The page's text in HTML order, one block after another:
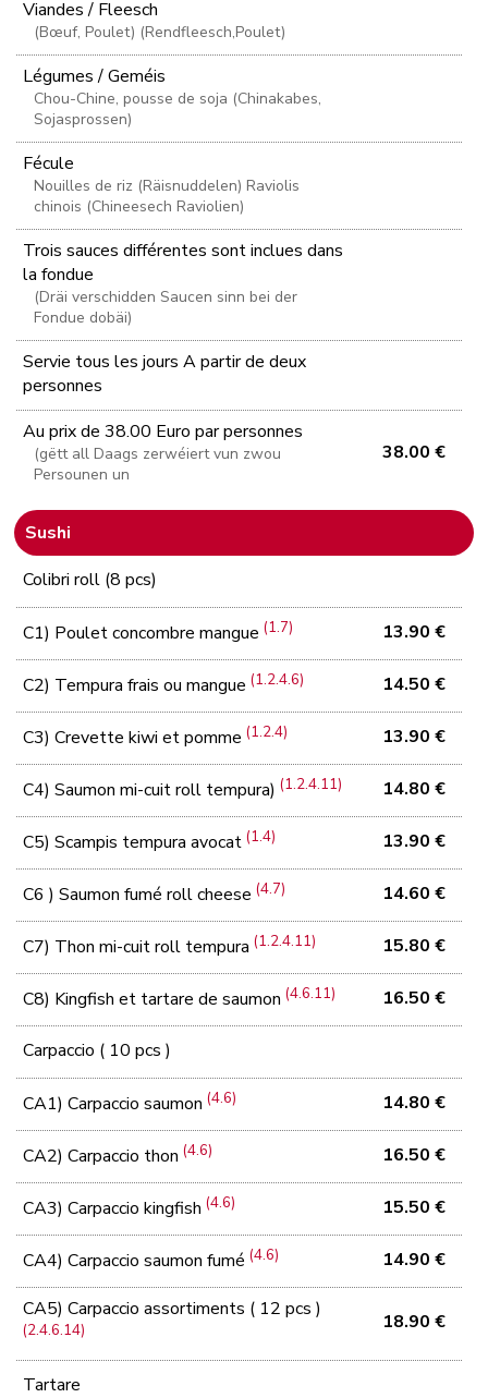
Viandes / Fleesch
(Bœuf, Poulet) (Rendfleesch,Poulet)
Légumes / Geméis
Chou-Chine, pousse de soja (Chinakabes,
Sojasprossen)
Fécule
Nouilles de riz (Räisnuddelen) Raviolis
chinois (Chineesech Raviolien)
Trois sauces différentes sont inclues dans
la fondue
(Dräi verschidden Saucen sinn bei der
Fondue dobäi)
Servie tous les jours A partir de deux
personnes
Au prix de 38.00 Euro par personnes
(gëtt all Daags zerwéiert vun zwou
Persounen un
38.00 €
Sushi
Colibri roll (8 pcs)
C1) Poulet concombre mangue(1.7) 13.90 €
C2) Tempura frais ou mangue(1.2.4.6) 14.50 €
C3) Crevette kiwi et pomme(1.2.4) 13.90 €
C4) Saumon mi-cuit roll tempura)(1.2.4.11) 14.80 €
C5) Scampis tempura avocat(1.4) 13.90 €
C6 ) Saumon fumé roll cheese(4.7) 14.60 €
C7) Thon mi-cuit roll tempura(1.2.4.11) 15.80 €
C8) Kingfish et tartare de saumon(4.6.11) 16.50 €
Carpaccio ( 10 pcs )
CA1) Carpaccio saumon(4.6) 14.80 €
CA2) Carpaccio thon(4.6) 16.50 €
CA3) Carpaccio kingfish(4.6) 15.50 €
CA4) Carpaccio saumon fumé(4.6) 14.90 €
CA5) Carpaccio assortiments ( 12 pcs )
(2.4.6.14) 18.90 €
Tartare